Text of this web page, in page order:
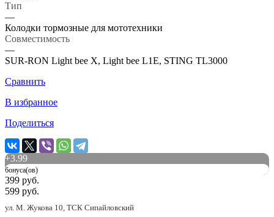
Тип
—
Колодки тормозные для мототехники
Совместимость
—
SUR-RON Light bee X, Light bee L1E, STING TL3000
Сравнить
В избранное
Поделиться
+3.99
бонуса(ов)
399 руб.
599 руб.
ул. М. Жукова 10, ТСК Сипайловский